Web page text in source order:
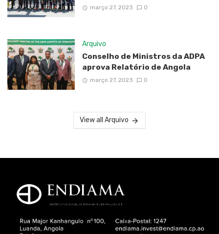
março 27, 2023 0
Arquivo
Conselho de Ministros da ADPA
aprova Relatório de Angola
março 27, 2023 0
View all Arquivo